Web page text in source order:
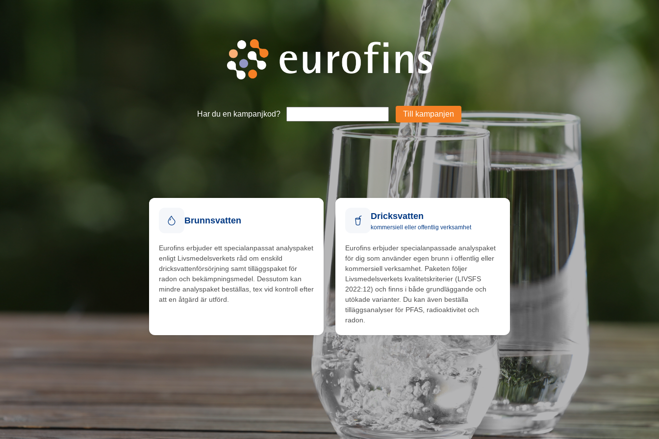
Har du en kampanjkod?
Brunnsvatten
Eurofins erbjuder ett specialanpassat analyspaket
enligt Livsmedelsverkets råd om enskild
dricksvattenförsörjning samt tilläggspaket för
radon och bekämpningsmedel. Dessutom kan
mindre analyspaket beställas, tex vid kontroll efter
att en åtgärd är utförd.
Dricksvatten
kommersiell eller offentlig verksamhet
Eurofins erbjuder specialanpassade analyspaket
för dig som använder egen brunn i offentlig eller
kommersiell verksamhet. Paketen följer
Livsmedelsverkets kvalitetskriterier (LIVSFS
2022:12) och finns i både grundläggande och
utökade varianter. Du kan även beställa
tilläggsanalyser för PFAS, radioaktivitet och
radon.